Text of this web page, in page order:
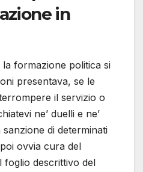
in
formazione politica si
presentava, se le
il servizio o
ne’ duelli e ne’
di determinati
ovvia cura del
foglio descrittivo del